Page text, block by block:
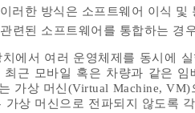
러한 방식은 소프트웨어 이식
련된 소프트웨어를 통합하는 경
에서 여러 운영체제를 동시에
최근 모바일 혹은 차량과 같은
가상 머신(Virtual Machine,
가상 머신으로 전파되지 않도록